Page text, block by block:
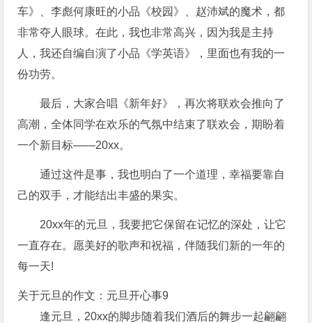
车》、李彪何康旺的小品《校园》、赵沛斌的魔术，都
非常夺人眼球。在此，我也非常高兴，因为我是主持
人，我还自编自演了小品《学英语》，里面也有我的一
份功劳。
最后，大家合唱《新年好》，再次将联欢会推向了
高潮，全体同学在欢乐的气氛中结束了联欢会，期盼着
一个新目标——20xx。
通过这件是事，我也明白了一个道理，幸福要靠自
己的双手，才能结出丰盛的果实。
20xx年的元旦，我要把它保留在记忆的深处，让它
一直存在。愿美好的歌声和祝福，伴随我们新的一年的
每一天!
关于元旦的作文：元旦开心事9
逢元旦，20xx的脚步随着我们酒后的舞步一起翩翩